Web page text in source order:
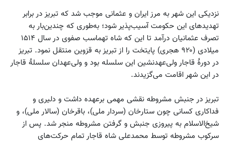
نزدیکی این شهر به مرز ایران و عثمانی موجب شد که تبریز در برابر
تهدیدهای این حکومت آسیب‌پذیر شود؛ به‌طوری که چندین‌بار به
تصرف عثمانیان درآمد تا این که شاه تهماسب صفوی در سال ۱۵۱۴
میلادی (۹۲۰ هجری) پایتخت را از تبریز به قزوین منتقل نمود. تبریز
در دورهٔ قاجار ولی‌عهدنشین این سلسله بود و ولی‌عهدان سلسلهٔ قاجار
در این شهر اقامت می‌گزیدند.
تبریز در جنبش مشروطه نقشی مهمی برعهده داشت و دلیری و
فداکاری کسانی چون ستارخان (سردار ملی)، باقرخان (سالار ملی)، و
شیخ‌الاسلام به پیروزی جنبش و گرفتن مشروطه منجر شد. پس از
سرکوب مشروطه توسط محمدعلی شاه قاجار تمام حرکت‌های